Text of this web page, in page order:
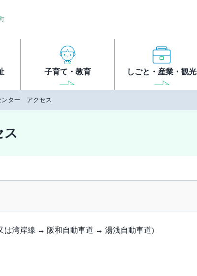
子育て・教育 しごと・産業・観光
ンター アクセス
ス
湾岸線 → 阪和自動車道 → 湯浅自動車道)